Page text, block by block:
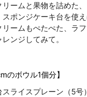
ームと果物を詰めた
スポンジケーキ台を使
ームもぺたぺた、ラ
ンジしてみて。
のボウル1個分】
ライスプレーン（5号）